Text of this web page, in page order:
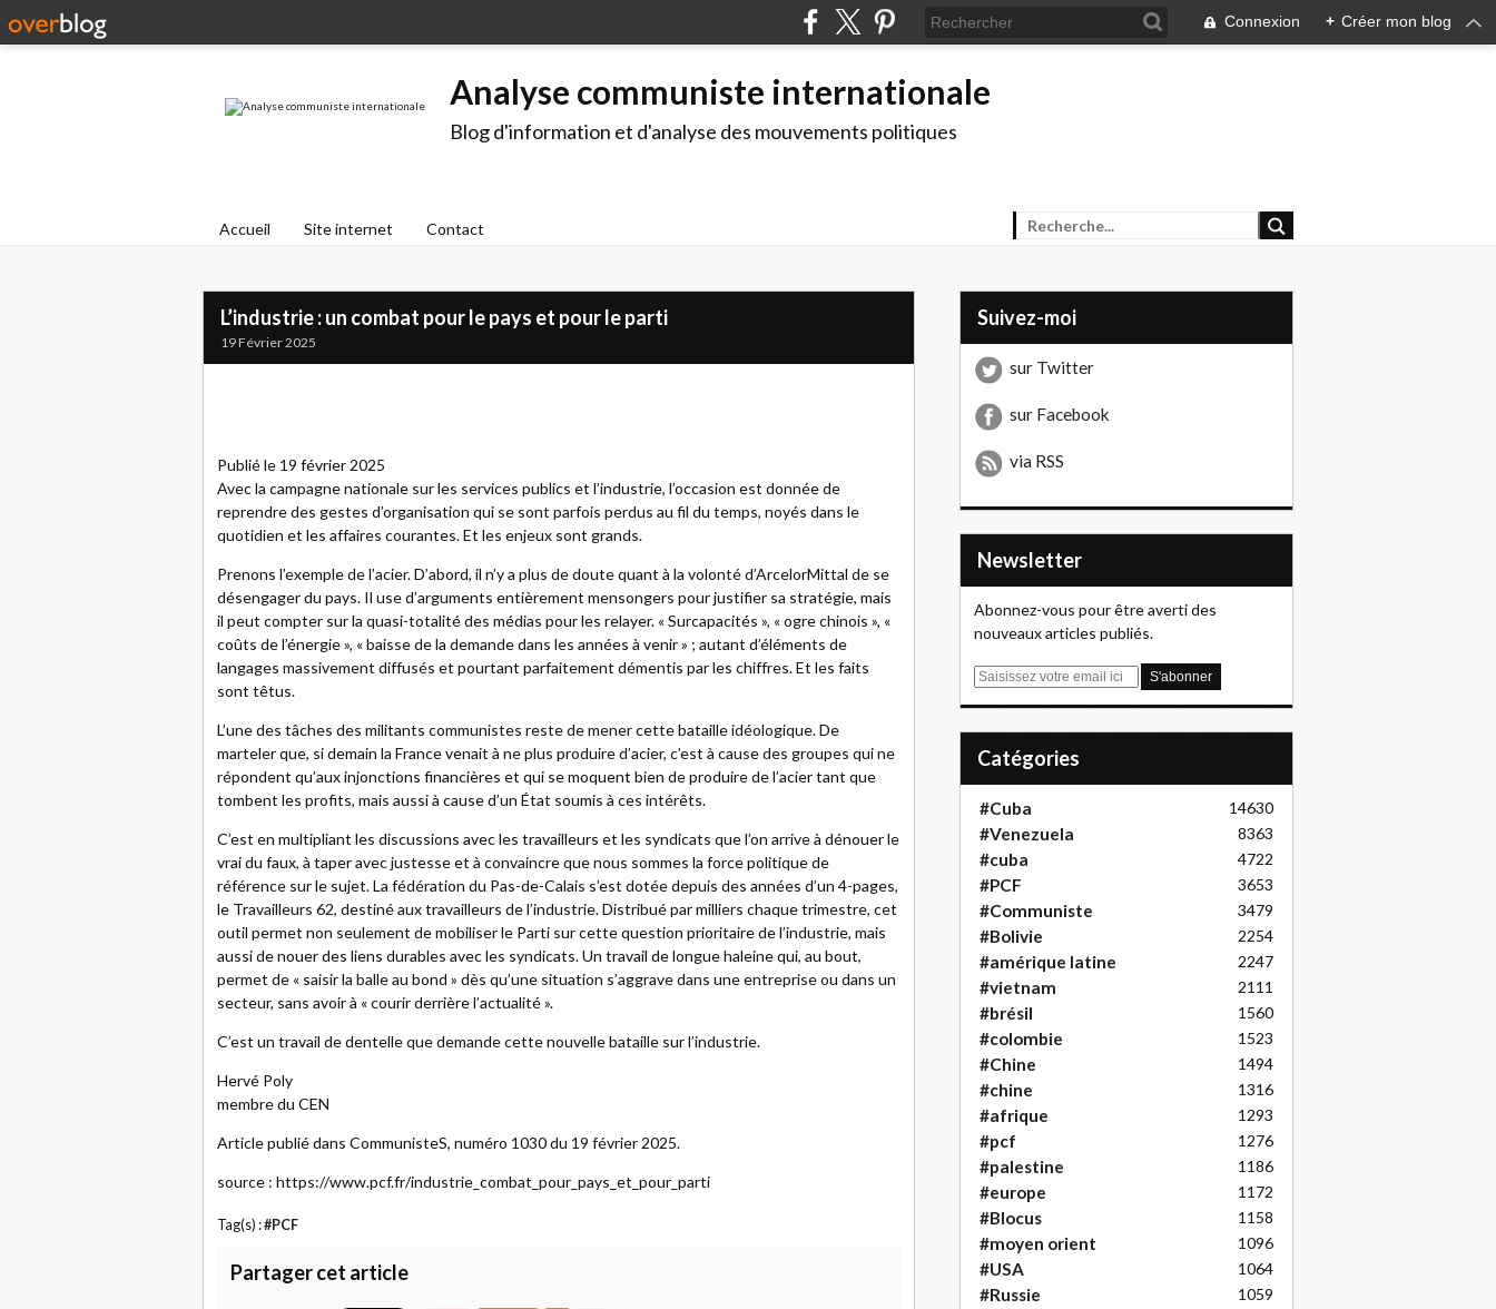
Connexion + Créer mon blog
Analyse communiste internationale
Blog d'information et d'analyse des mouvements politiques
Accueil Site internet Contact
L’industrie : un combat pour le pays et pour le parti
19 Février 2025
Publié le 19 février 2025
Avec la campagne nationale sur les services publics et l’industrie, l’occasion est donnée de
reprendre des gestes d’organisation qui se sont parfois perdus au fil du temps, noyés dans le
quotidien et les affaires courantes. Et les enjeux sont grands.
Prenons l’exemple de l’acier. D’abord, il n’y a plus de doute quant à la volonté d’ArcelorMittal de se
désengager du pays. Il use d’arguments entièrement mensongers pour justifier sa stratégie, mais
il peut compter sur la quasi-totalité des médias pour les relayer. « Surcapacités », « ogre chinois », «
coûts de l’énergie », « baisse de la demande dans les années à venir » ; autant d’éléments de
langages massivement diffusés et pourtant parfaitement démentis par les chiffres. Et les faits
sont têtus.
L’une des tâches des militants communistes reste de mener cette bataille idéologique. De
marteler que, si demain la France venait à ne plus produire d’acier, c’est à cause des groupes qui ne
répondent qu’aux injonctions financières et qui se moquent bien de produire de l’acier tant que
tombent les profits, mais aussi à cause d’un État soumis à ces intérêts.
C’est en multipliant les discussions avec les travailleurs et les syndicats que l’on arrive à dénouer le
vrai du faux, à taper avec justesse et à convaincre que nous sommes la force politique de
référence sur le sujet. La fédération du Pas-de-Calais s’est dotée depuis des années d’un 4-pages,
le Travailleurs 62, destiné aux travailleurs de l’industrie. Distribué par milliers chaque trimestre, cet
outil permet non seulement de mobiliser le Parti sur cette question prioritaire de l’industrie, mais
aussi de nouer des liens durables avec les syndicats. Un travail de longue haleine qui, au bout,
permet de « saisir la balle au bond » dès qu’une situation s’aggrave dans une entreprise ou dans un
secteur, sans avoir à « courir derrière l’actualité ».
C’est un travail de dentelle que demande cette nouvelle bataille sur l’industrie.
Hervé Poly
membre du CEN
Article publié dans CommunisteS, numéro 1030 du 19 février 2025.
source : https://www.pcf.fr/industrie_combat_pour_pays_et_pour_parti
Tag(s) :#PCF
Partager cet article
Suivez-moi
sur Twitter
sur Facebook
via RSS
Newsletter
Abonnez-vous pour être averti des
nouveaux articles publiés.
E
Catégories
#Cuba 14630
#Venezuela 8363
#cuba 4722
#PCF 3653
#Communiste 3479
#Bolivie 2254
#amérique latine 2247
#vietnam 2111
#brésil 1560
#colombie 1523
#Chine 1494
#chine 1316
#afrique 1293
#pcf 1276
#palestine 1186
#europe 1172
#Blocus 1158
#moyen orient 1096
#USA 1064
#Russie 1059